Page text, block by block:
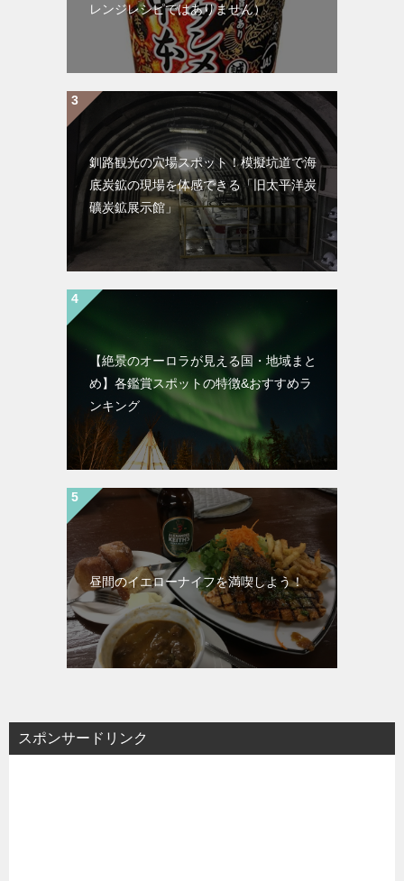
レンジレシピではありません）
釧路観光の穴場スポット！模擬坑道で海
底炭鉱の現場を体感できる「旧太平洋炭
礦炭鉱展示館」
【絶景のオーロラが見える国・地域まと
め】各鑑賞スポットの特徴&おすすめラ
ンキング
昼間のイエローナイフを満喫しよう！
スポンサードリンク